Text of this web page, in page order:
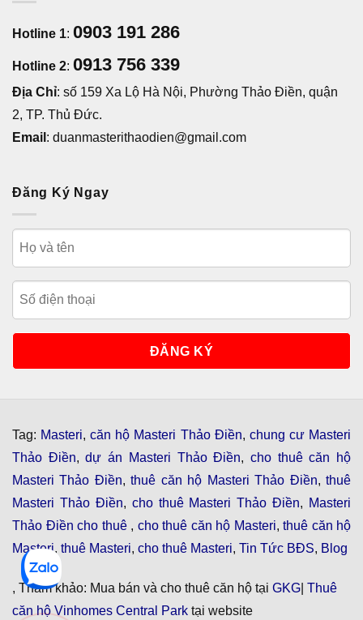
Hotline 1: 0903 191 286
Hotline 2: 0913 756 339
Địa Chỉ: số 159 Xa Lộ Hà Nội, Phường Thảo Điền, quận
2, TP. Thủ Đức.
Email : duanmasterithaodien@gmail.com
Đăng Ký Ngay
Tag: Masteri,căn hộ Masteri Thảo Điền, chung cư Masteri
Thảo Điền,dự án Masteri Thảo Điền, cho thuê căn hộ
Masteri Thảo Điền,thuê căn hộ Masteri Thảo Điền,thuê
Masteri Thảo Điền, cho thuê Masteri Thảo Điền, Masteri
Thảo Điền cho thuê , cho thuê căn hộ Masteri, thuê căn hộ
Masteri, thuê Masteri, cho thuê Masteri, Tin Tức BĐS, Blog
, Tham khảo: Mua bán và cho thuê căn hộ tại GKG Thuê
căn hộ Vinhomes Central Park tại website